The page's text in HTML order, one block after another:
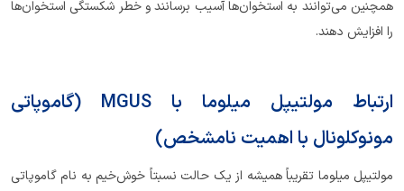
همچنین می‌توانند به استخوان‌ها آسیب برسانند و خطر شکستگی استخوان‌ها
را افزایش دهند.
ارتباط مولتیپل میلوما با MGUS (گاموپاتی
مونوکلونال با اهمیت نامشخص)
مولتیپل میلوما تقریباً همیشه از یک حالت نسبتاً خوش‌خیم به نام گاموپاتی